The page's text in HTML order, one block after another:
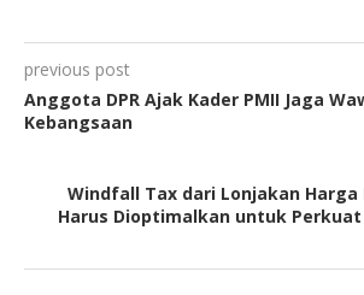
previous post
Anggota DPR Ajak Kader PMII Jaga
Kebangsaan
Windfall Tax dari Lonjakan Harga
Harus Dioptimalkan untuk